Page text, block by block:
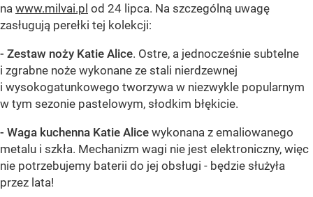
na www.milvai.pl od 24 lipca. Na szczególną uwagę
zasługują perełki tej kolekcji:
- Zestaw noży Katie Alice. Ostre, a jednocześnie subtelne
i zgrabne noże wykonane ze stali nierdzewnej
i wysokogatunkowego tworzywa w niezwykle popularnym
w tym sezonie pastelowym, słodkim błękicie.
- Waga kuchenna Katie Alice wykonana z emaliowanego
metalu i szkła. Mechanizm wagi nie jest elektroniczny, więc
nie potrzebujemy baterii do jej obsługi - będzie służyła
przez lata!